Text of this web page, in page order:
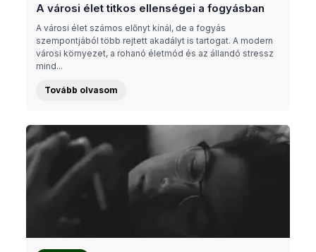
A városi élet titkos ellenségei a fogyásban
A városi élet számos előnyt kínál, de a fogyás
szempontjából több rejtett akadályt is tartogat. A modern
városi környezet, a rohanó életmód és az állandó stressz
mind...
Tovább olvasom